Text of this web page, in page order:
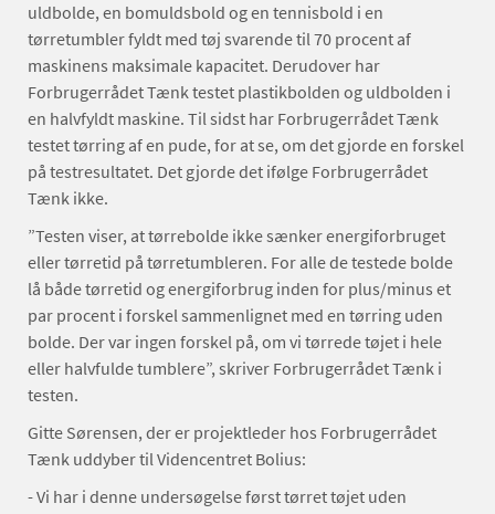
uldbolde, en bomuldsbold og en tennisbold i en
tørretumbler fyldt med tøj svarende til 70 procent af
maskinens maksimale kapacitet. Derudover har
Forbrugerrådet Tænk testet plastikbolden og uldbolden i
en halvfyldt maskine. Til sidst har Forbrugerrådet Tænk
testet tørring af en pude, for at se, om det gjorde en forskel
på testresultatet. Det gjorde det ifølge Forbrugerrådet
Tænk ikke.
”Testen viser, at tørrebolde ikke sænker energiforbruget
eller tørretid på tørretumbleren. For alle de testede bolde
lå både tørretid og energiforbrug inden for plus/minus et
par procent i forskel sammenlignet med en tørring uden
bolde. Der var ingen forskel på, om vi tørrede tøjet i hele
eller halvfulde tumblere”, skriver Forbrugerrådet Tænk i
testen.
Gitte Sørensen, der er projektleder hos Forbrugerrådet
Tænk uddyber til Videncentret Bolius:
- Vi har i denne undersøgelse først tørret tøjet uden